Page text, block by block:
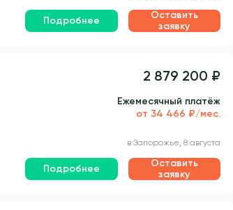
Подробнее
Оставить
заявку
2 879 200 ₽
Ежемесячный платёж
от 34 466 ₽/мес.
в Запорожье, 8 августа
Подробнее
Оставить
заявку